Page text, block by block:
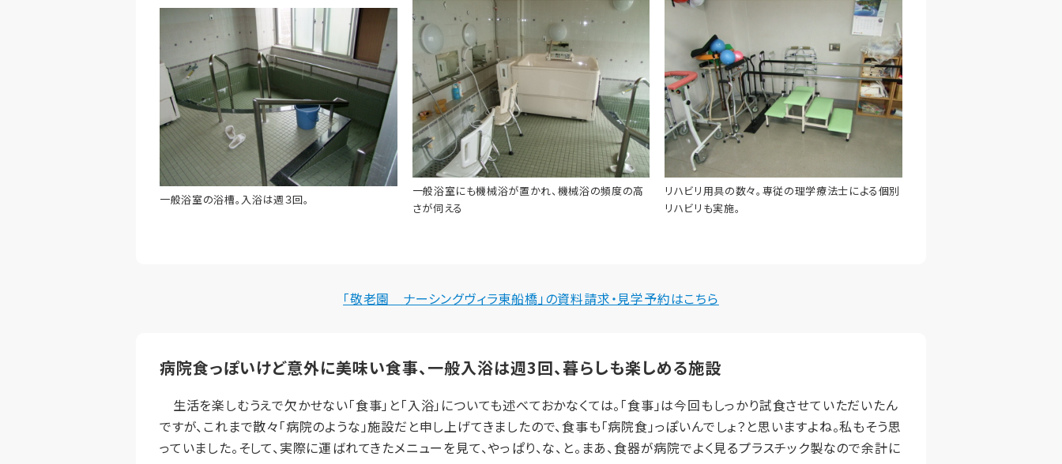
一般浴室の浴槽。入浴は週３回。
一般浴室にも機械浴が置かれ、機械浴の頻度の高
さが伺える
リハビリ用具の数々。専従の理学療法士による個別
リハビリも実施。
「敬老園 ナーシングヴィラ東船橋」の資料請求・見学予約はこちら
病院食っぽいけど意外に美味い食事、一般入浴は週3回、暮らしも楽しめる施設
生活を楽しむうえで欠かせない「食事」と「入浴」についても述べておかなくては。「食事」は今回もしっかり試食させていただいたん
ですが、これまで散々「病院のような」施設だと申し上げてきましたので、食事も「病院食」っぽいんでしょ？と思いますよね。私もそう思
っていました。そして、実際に運ばれてきたメニューを見て、やっぱり、な、と。まあ、食器が病院でよく見るプラスチック製なので余計に